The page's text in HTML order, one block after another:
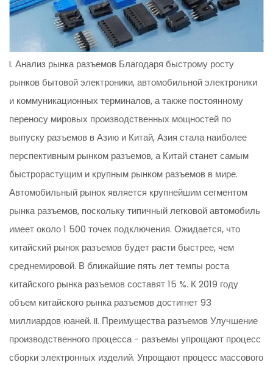
I. Анализ рынка разъемов Благодаря быстрому росту
рынков бытовой электроники, автомобильной электроники
и коммуникационных терминалов, а также постоянному
переносу мировых производственных мощностей по
выпуску разъемов в Азию и Китай, Азия стала наиболее
перспективным рынком разъемов, а Китай станет самым
быстрорастущим и крупным рынком разъемов в мире.
Автомобильный рынок является крупнейшим сегментом
рынка разъемов, поскольку типичный легковой автомобиль
имеет около 1 500 точек подключения. Ожидается, что
китайский рынок разъемов будет расти быстрее, чем
среднемировой. В ближайшие пять лет темпы роста
китайского рынка разъемов составят 15 %. К 2019 году
объем китайского рынка разъемов достигнет 93
миллиардов юаней. II. Преимущества разъемов Улучшение
производственного процесса - разъемы упрощают процесс
сборки электронных изделий. Упрощают процесс массового